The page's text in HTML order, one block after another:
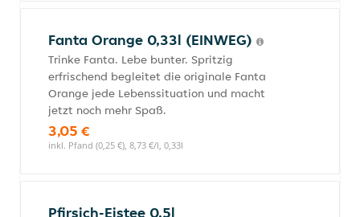
Fanta Orange 0,33l (EINWEG)
Trinke Fanta. Lebe bunter. Spritzig
erfrischend begleitet die originale Fanta
Orange jede Lebenssituation und macht
jetzt noch mehr Spaß.
3,05 €
inkl. Pfand (0,25 €), 8,73 €/l, 0,33l
Pfirsich-Eistee 0,5l